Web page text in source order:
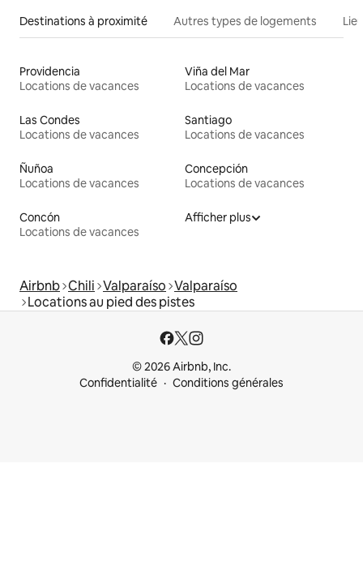
Destinations à proximité Autres types de logements
Providencia
Locations de vacances
Viña del Mar
Locations de vacances
Las Condes
Locations de vacances
Santiago
Locations de vacances
Ñuñoa
Locations de vacances
Concepción
Locations de vacances
Concón
Locations de vacances
Afficher plus
Airbnb Chili Valparaíso Valparaíso
Locations au pied des pistes
© 2026 Airbnb, Inc.
Confidentialité
Conditions générales